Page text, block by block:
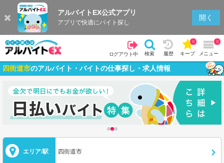
アルバイトEX公式アプリ
アプリで快適にバイト探し
開く
ログアウト中 検索 履歴 キープ
0
メニュー
0
四街道市のアルバイト・バイトの仕事探し・求人情報
エリア/駅 四街道市